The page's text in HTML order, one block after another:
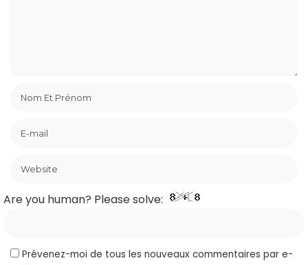
Are you human? Please solve:
Prévenez-moi de tous les nouveaux commentaires par e-